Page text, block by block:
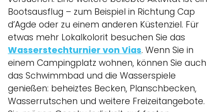
Bootsausflug – zum Beispiel in Richtung Cap
d’Agde oder zu einem anderen Küstenziel. Für
etwas mehr Lokalkolorit besuchen Sie das
Wasserstechturnier von Vias. Wenn Sie in
einem Campingplatz wohnen, können Sie auch
das Schwimmbad und die Wasserspiele
genießen: beheiztes Becken, Planschbecken,
Wasserrutschen und weitere Freizeitangebote.